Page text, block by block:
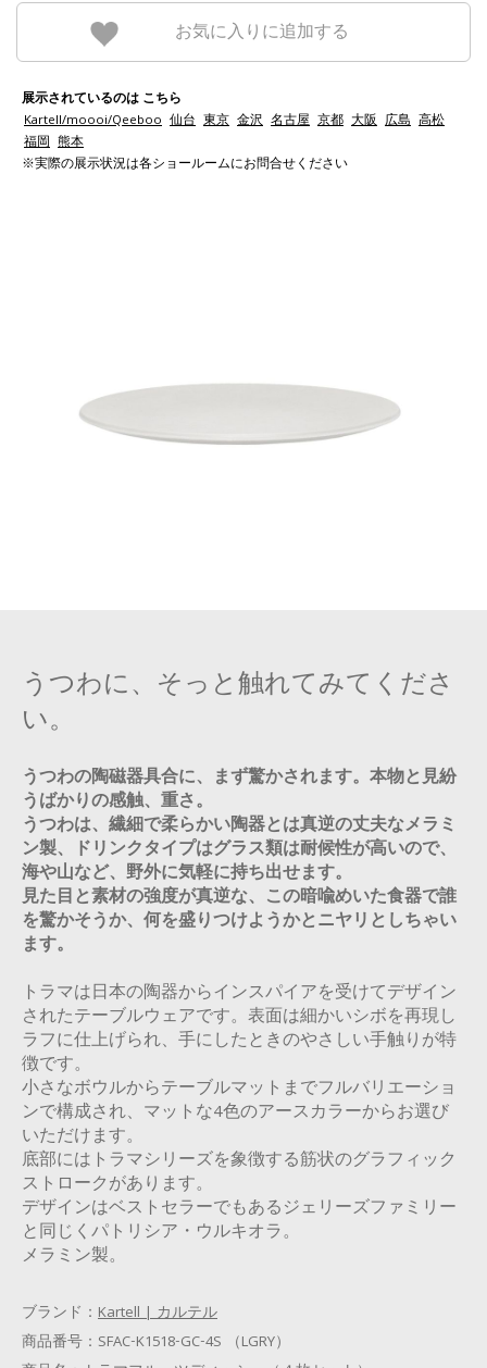
お気に入りに追加する
展示されているのは こちら
Kartell/moooi/Qeeboo 仙台 東京 金沢 名古屋 京都 大阪 広島 高松
福岡 熊本
※実際の展示状況は各ショールームにお問合せください
うつわに、そっと触れてみてくださ
い。
うつわの陶磁器具合に、まず驚かされます。本物と見紛
うばかりの感触、重さ。
うつわは、繊細で柔らかい陶器とは真逆の丈夫なメラミ
ン製、ドリンクタイプはグラス類は耐候性が高いので、
海や山など、野外に気軽に持ち出せます。
見た目と素材の強度が真逆な、この暗喩めいた食器で誰
を驚かそうか、何を盛りつけようかとニヤリとしちゃい
ます。
トラマは日本の陶器からインスパイアを受けてデザイン
されたテーブルウェアです。表面は細かいシボを再現し
ラフに仕上げられ、手にしたときのやさしい手触りが特
徴です。
小さなボウルからテーブルマットまでフルバリエーショ
ンで構成され、マットな4色のアースカラーからお選び
いただけます。
底部にはトラマシリーズを象徴する筋状のグラフィック
ストロークがあります。
デザインはベストセラーでもあるジェリーズファミリー
と同じくパトリシア・ウルキオラ。
メラミン製。
ブランド： Kartell | カルテル
商品番号： SFAC-K1518-GC-4S （LGRY）